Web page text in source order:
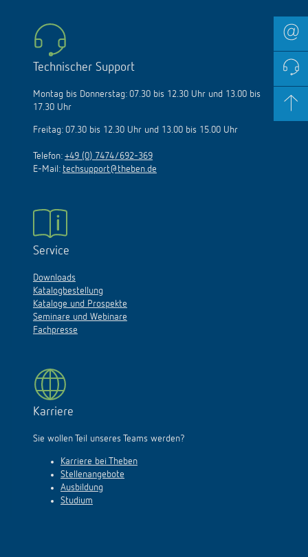
Technischer Support
Montag bis Donnerstag: 07.30 bis 12.30 Uhr und 13.00 bis
17.30 Uhr
Freitag: 07.30 bis 12.30 Uhr und 13.00 bis 15.00 Uhr
Telefon: +49 (0) 7474/692-369
E-Mail: techsupport@theben.de
Service
Downloads
Katalogbestellung
Kataloge und Prospekte
Seminare und Webinare
Fachpresse
Karriere
Sie wollen Teil unseres Teams werden?
Karriere bei Theben
Stellenangebote
Ausbildung
Studium